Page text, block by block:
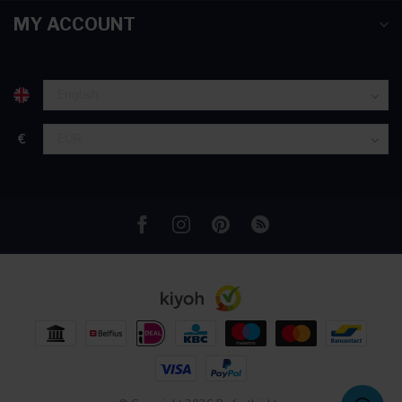
partners voor social media, adverteren en analyse. Deze
verzameld op basis van uw gebruik van hun services.
MY ACCOUNT
€